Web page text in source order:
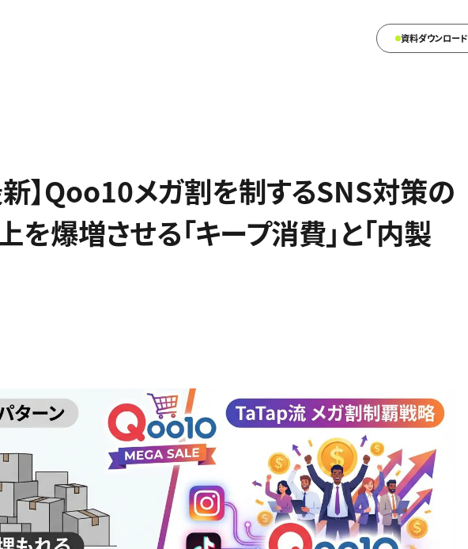
資料ダウンロード
】Qoo10メガ割を制するSNS対策の
を爆増させる「キープ消費」と「内製